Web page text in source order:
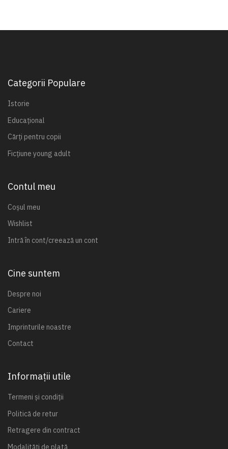
Categorii Populare
Istorie
Educațional
Cărți pentru copii
Ficțiune young adult
Contul meu
Coșul meu
Wishlist
Intră în cont/creează un cont
Cine suntem
Despre noi
Cariere
Imprinturile noastre
Contact
Informații utile
Termeni și condiții
Politică de retur
Retragere din contract
Modalități de plată